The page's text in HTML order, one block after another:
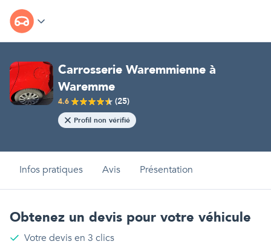
Carrosserie Waremmienne à
Waremme
4.6 (25)
Profil non vérifié
Infos pratiques Avis Présentation
Obtenez un devis pour votre véhicule
Votre devis en 3 clics